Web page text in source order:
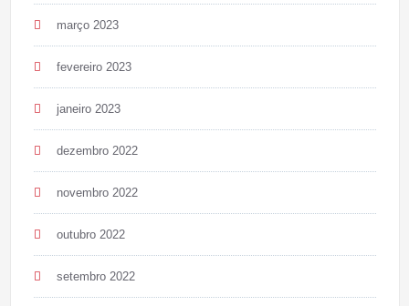
março 2023
fevereiro 2023
janeiro 2023
dezembro 2022
novembro 2022
outubro 2022
setembro 2022